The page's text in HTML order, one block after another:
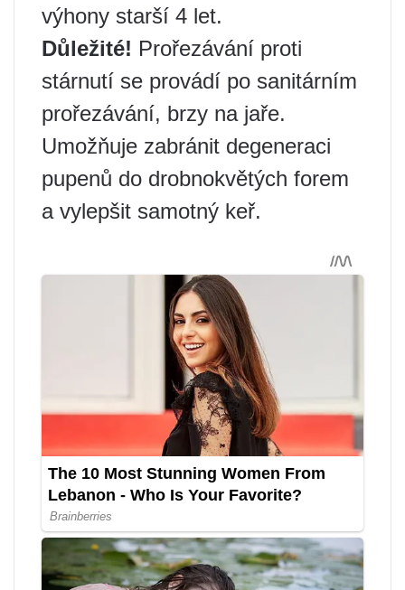
výhony starší 4 let.
Důležité! Prořezávání proti
stárnutí se provádí po sanitárním
prořezávání, brzy na jaře.
Umožňuje zabránit degeneraci
pupenů do drobnokvětých forem
a vylepšit samotný keř.